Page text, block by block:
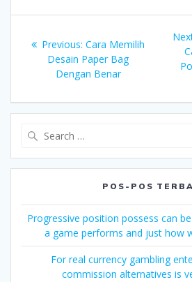
posPrevious: Previous
post:
Cara Memilih
Desain Paper Bag
Dengan Benar
POS-POS
Progressive position possess can
a game performs and just how
For real currency gambling
commission alternatives is